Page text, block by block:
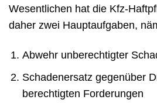
Wesentlichen hat die Kfz-
daher zwei Hauptaufgaben,
Abwehr unberechtigter
Schadenersatz gegenüber
berechtigten Forderungen